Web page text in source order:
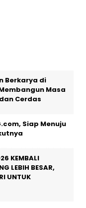
Berkarya di
Masa
Cerdas
Siap Menuju
KEMBALI
LEBIH BESAR,
UNTUK